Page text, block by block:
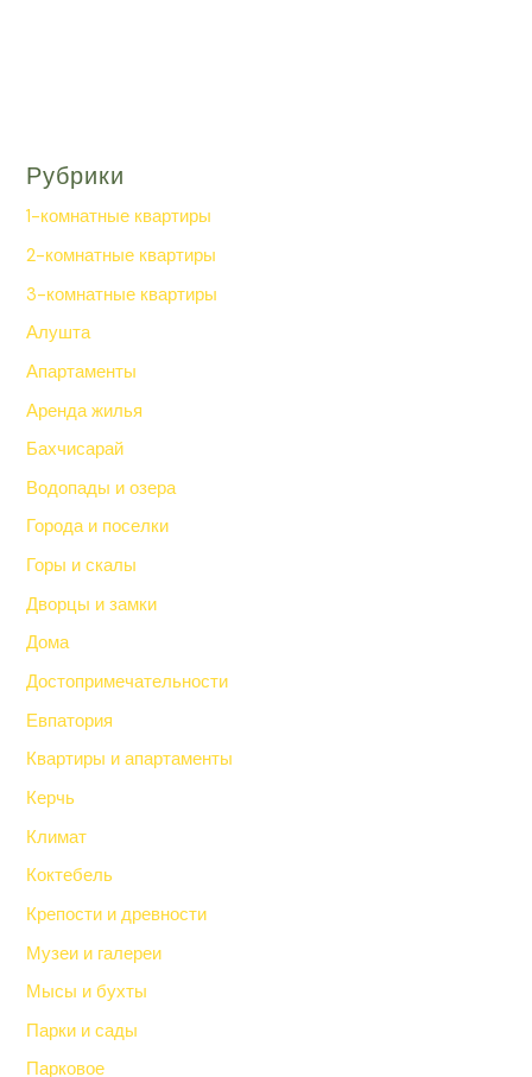
Рубрики
1-комнатные квартиры
2-комнатные квартиры
3-комнатные квартиры
Алушта
Апартаменты
Аренда жилья
Бахчисарай
Водопады и озера
Города и поселки
Горы и скалы
Дворцы и замки
Дома
Достопримечательности
Евпатория
Квартиры и апартаменты
Керчь
Климат
Коктебель
Крепости и древности
Музеи и галереи
Мысы и бухты
Парки и сады
Парковое